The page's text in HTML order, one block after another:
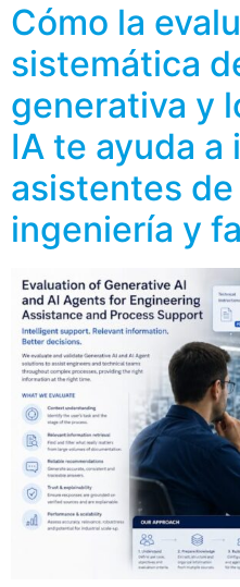
Cómo la
sistemática
generativa y
IA te ayuda
asistentes
ingeniería y